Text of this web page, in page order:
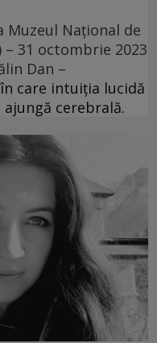
Muzeul Național de
31 octombrie 2023
Dan –
care intuiția lucidă
cerebrală.